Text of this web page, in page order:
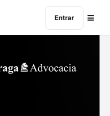
Entrar